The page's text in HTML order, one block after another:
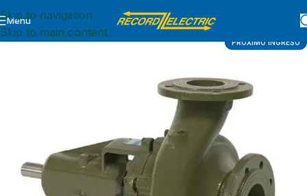
Skip to navigation
Skip to main content
Menu
Inicio BOMBAS BOMBA MANCALIZADA
PRÓXIMO INGRESO